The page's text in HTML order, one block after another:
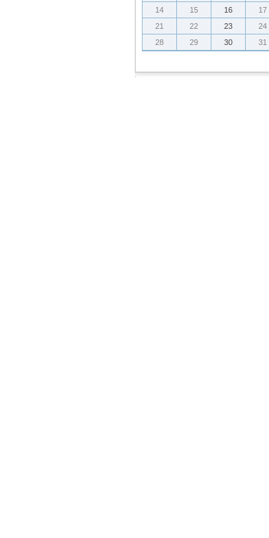
14
15 16 17
21
22 23 24
28
29 30 31